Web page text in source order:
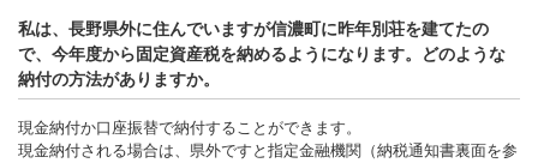
私は、長野県外に住んでいますが信濃町に昨年別荘を建てたの
で、今年度から固定資産税を納めるようになります。どのような
納付の方法がありますか。
現金納付か口座振替で納付することができます。
現金納付される場合は、県外ですと指定金融機関（納税通知書裏面を参